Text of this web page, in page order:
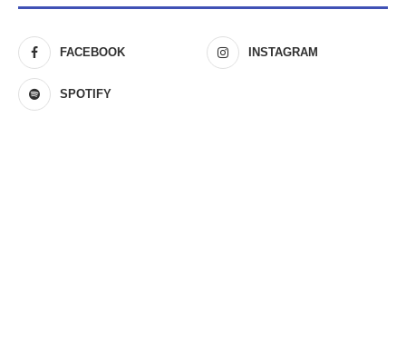
FACEBOOK INSTAGRAM
SPOTIFY